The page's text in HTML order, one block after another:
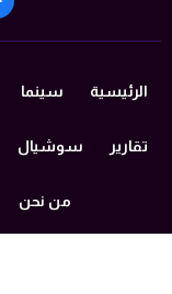
الرئيسية سينما
تقارير سوشيال
من نحن